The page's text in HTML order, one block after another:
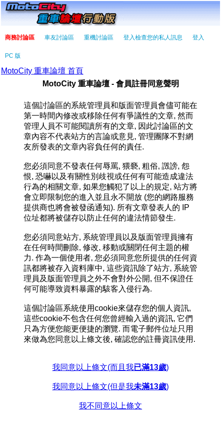
商務討論區 車友討論區 重機討論區 登入檢查您的私人訊息 登入
PC 版
MotoCity 重車論壇 首頁
MotoCity 重車論壇 - 會員註冊同意聲明
這個討論區的系統管理員和版面管理員會儘可能在
第一時間內修改或移除任何有爭議性的文章, 然而
管理人員不可能閱讀所有的文章, 因此討論區的文
章內容不代表站方的言論或意見, 管理團隊不對網
友所發表的文章內容負任何的責任.
您必須同意不發表任何辱罵, 猥褻, 粗俗, 譭謗, 怨
恨, 恐嚇以及有關性別歧視或任何有可能造成違法
行為的相關文章, 如果您觸犯了以上的規定, 站方將
會立即限制您的進入並且永不開放 (您的網路服務
提供商也將會被發函通知). 所有文章發表人的 IP
位址都將被儲存以防止任何的違法情節發生.
您必須同意站方, 系統管理員以及版面管理員擁有
在任何時間刪除, 修改, 移動或關閉任何主題的權
力. 作為一個使用者, 您必須同意您所提供的任何資
訊都將被存入資料庫中, 這些資訊除了站方, 系統管
理員及版面管理員之外不會對外公開, 但不保證任
何可能導致資料暴露的駭客入侵行為.
這個討論區系統使用cookie來儲存您的個人資訊,
這些cookie不包含任何您曾經輸入過的資訊, 它們
只為方便您能更便捷的瀏覽. 而電子郵件位址只用
來做為您同意以上條文後, 確認您的註冊資訊使用.
我同意以上條文(而且我已滿13歲)
我同意以上條文(但是我未滿13歲)
我不同意以上條文